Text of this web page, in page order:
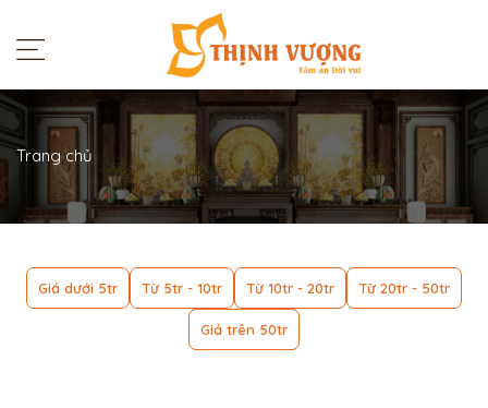
Trang chủ
Giá dưới 5tr Từ 5tr - 10tr Từ 10tr - 20tr Từ 20tr - 50tr
Giá trên 50tr